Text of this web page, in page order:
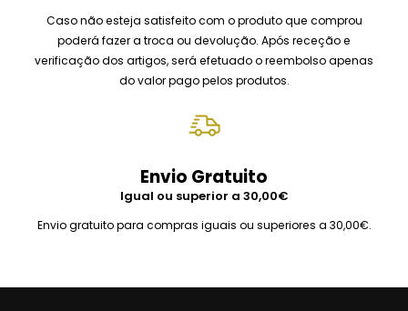
Caso não esteja satisfeito com o produto que comprou
poderá fazer a troca ou devolução. Após receção e
verificação dos artigos, será efetuado o reembolso apenas
do valor pago pelos produtos.
Envio Gratuito
Igual ou superior a 30,00€
Envio gratuito para compras iguais ou superiores a 30,00€.